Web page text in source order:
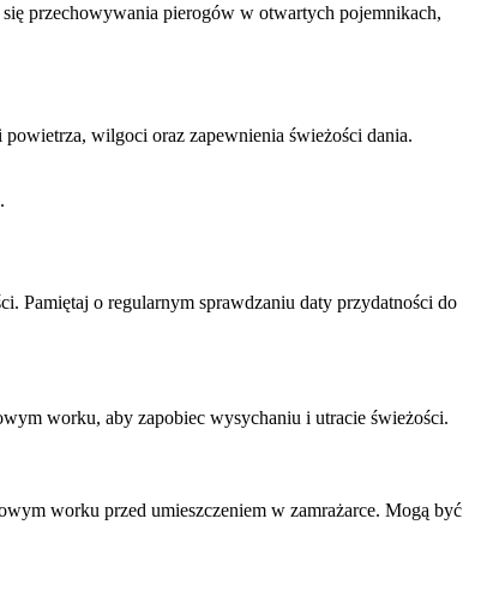
przechowywania pierogów w otwartych pojemnikach,
wilgoci oraz zapewnienia świeżości dania.
Pamiętaj o regularnym sprawdzaniu daty przydatności do
worku, aby zapobiec wysychaniu i utracie świeżości.
worku przed umieszczeniem w zamrażarce. Mogą być